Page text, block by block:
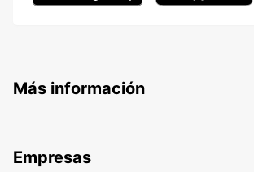
Más información
Empresas